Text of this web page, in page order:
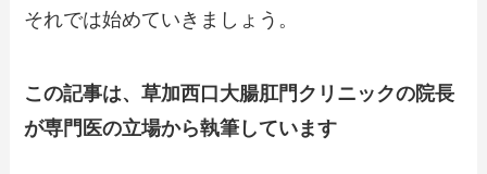
それでは始めていきましょう。
この記事は、草加西口大腸肛門クリニックの院長
が専門医の立場から執筆しています